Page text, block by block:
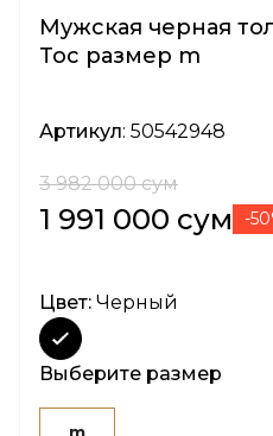
Мужская черная
Toc размер m
Артикул: 50542948
3 982 000 сум
1 991 000 сум -
Цвет: Черный
Выберите размер